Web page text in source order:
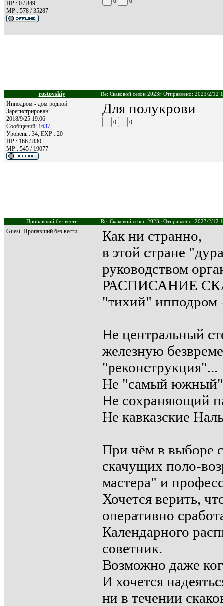
HP : 0 / 849
MP : 578 / 35287
rostovskiy Re: Скаковой сезон 2023г Отправлено: 2023/2/12
Ипподром - дом родной
Зарегистрирован:
2018/9/25 19:06
Сообщений: 1637
Уровень : 34; EXP : 20
HP : 166 / 830
MP : 545 / 19077
Для полукрови
0 0
Пропавший без вести Re: Скаковой сезон 2023г Отправлено: 2023/2/12
Guest_Пропавший без вести
Как ни странно,
в этой стране
руководством
РАСПИСАНИЕ
"тихий"
Не центральный
железную
"реконструкция"...
Не "самый южный"
Не сохраняющий
Не кавказские
При чём в выборе
скачущих поло-
мастера" и
Хочется верить,
оперативно
Календарного
советник.
Возможно даже
И хочется
ни в течении